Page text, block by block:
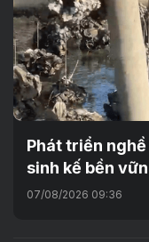
Phát triển
sinh kế bền
07/08/2026 09:36